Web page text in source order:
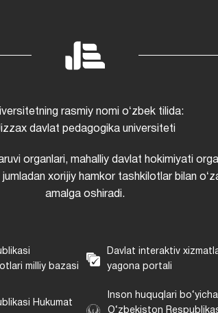
rasmiy nomi oʻzbek tilida:
davlat pedagogika universiteti
organlari, mahalliy davlat hokimiyati
xorijiy hamkor tashkilotlar bilan
amalga oshiradi.
milliy bazasi
Davlat interaktiv
yagona portali
Hukumat
Inson huquqlari bo‘yicha
O‘zbekiston